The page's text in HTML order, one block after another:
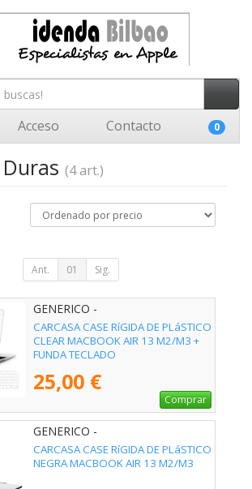
Acceso Contacto 0
(4 art.)
Ant. 01 Sig.
GENERICO -
CARCASA CASE RíGIDA DE PLáSTICO
CLEAR MACBOOK AIR 13 M2/M3 +
FUNDA TECLADO
25,00 €
Comprar
GENERICO -
CARCASA CASE RíGIDA DE PLáSTICO
NEGRA MACBOOK AIR 13 M2/M3